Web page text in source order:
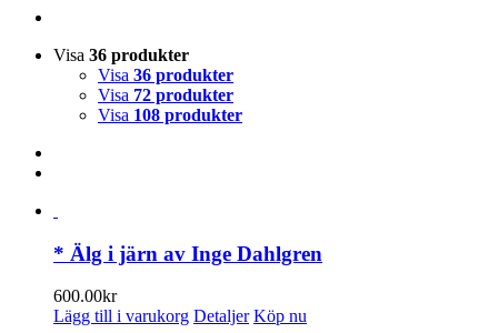
Visa 36 produkter
Visa 36 produkter
Visa 72 produkter
Visa 108 produkter
* Älg i järn av Inge Dahlgren
600.00kr
Lägg till i varukorg Detaljer Köp nu